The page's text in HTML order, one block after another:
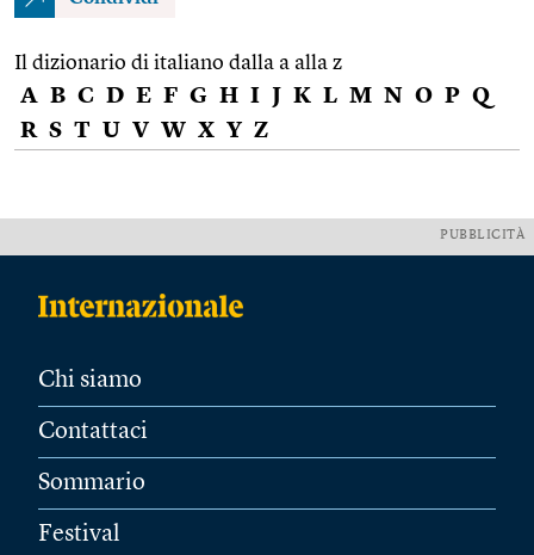
Il dizionario di italiano dalla a alla z
A B C D E F G H I J K L M N O P Q
R S T U V W X Y Z
PUBBLICITÀ
Chi siamo
Contattaci
Sommario
Festival